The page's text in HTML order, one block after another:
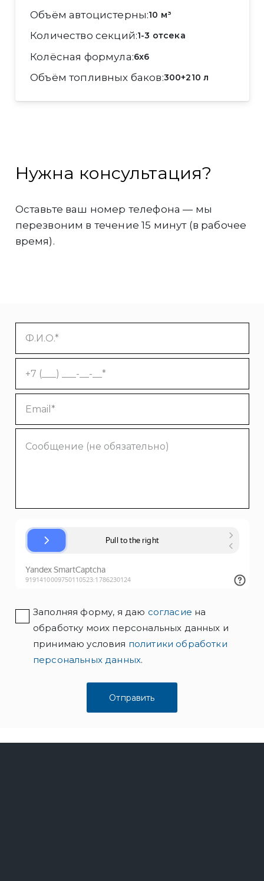
Объём автоцистерны 10 м³
Количество секций 1-3 отсека
Колёсная формула 6x6
Объём топливных баков 300+210 л
Нужна консультация?
Оставьте ваш номер телефона — мы
перезвоним в течение 15 минут (в рабочее
время).
Заполняя форму, я даю согласие на
обработку моих персональных данных и
принимаю условия политики обработки
персональных данных.